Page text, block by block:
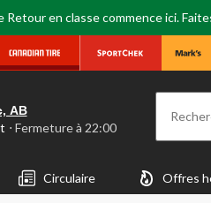
en classe commence ici.
AB
⋅ Fermeture à 22:00
Circulaire Offres